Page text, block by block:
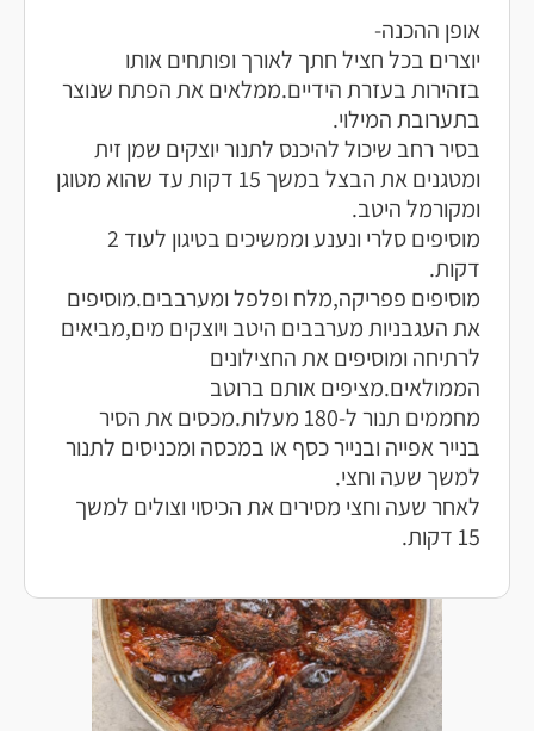
אופן ההכנה-
יוצרים בכל חציל חתך לאורך ופותחים אותו
בזהירות בעזרת הידיים.ממלאים את הפתח שנוצר
בתערובת המילוי.
בסיר רחב שיכול להיכנס לתנור יוצקים שמן זית
ומטגנים את הבצל במשך 15 דקות עד שהוא מטוגן
ומקורמל היטב.
מוסיפים סלרי ונענע וממשיכים בטיגון לעוד 2
דקות.
מוסיפים פפריקה,מלח ופלפל ומערבבים.מוסיפים
את העגבניות מערבבים היטב ויוצקים מים,מביאים
לרתיחה ומוסיפים את החצילונים
הממולאים.מציפים אותם ברוטב
מחממים תנור ל-180 מעלות.מכסים את הסיר
בנייר אפייה ובנייר כסף או במכסה ומכניסים לתנור
למשך שעה וחצי.
לאחר שעה וחצי מסירים את הכיסוי וצולים למשך
15 דקות.